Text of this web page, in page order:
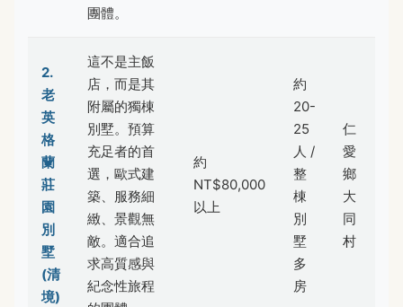
團體。
2.
老
英
格
蘭
莊
園
別
墅
(清
境)
這不是主飯
店，而是其
附屬的獨棟
別墅。預算
充足者的首
選，歐式建
築、服務細
緻、景觀無
敵。適合追
求高質感與
紀念性旅程
約
NT$80,000
以上
約
20-
25
人 /
整
棟
別
墅
多
房
仁
愛
鄉
大
同
村